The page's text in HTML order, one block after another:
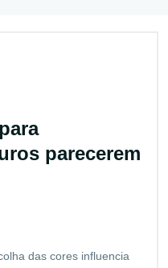
parecerem
das cores influencia